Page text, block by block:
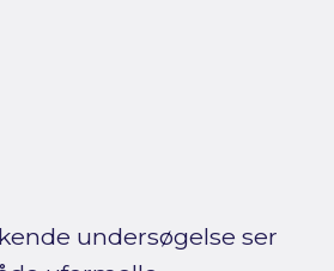
undersøgelse ser